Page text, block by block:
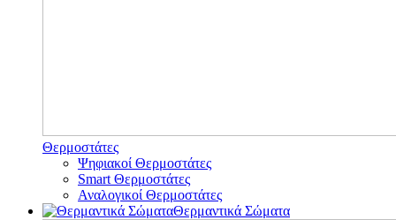
Θερμοστάτες
Ψηφιακοί Θερμοστάτες
Smart Θερμοστάτες
Αναλογικοί Θερμοστάτες
Θερμαντικά Σώματα